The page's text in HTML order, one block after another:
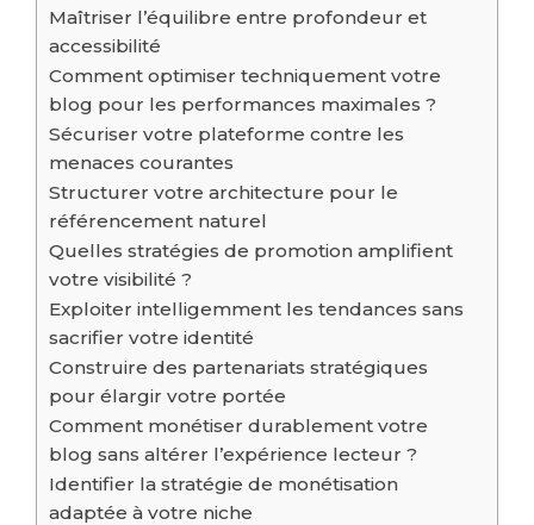
Maîtriser l’équilibre entre profondeur et
accessibilité
Comment optimiser techniquement votre
blog pour les performances maximales ?
Sécuriser votre plateforme contre les
menaces courantes
Structurer votre architecture pour le
référencement naturel
Quelles stratégies de promotion amplifient
votre visibilité ?
Exploiter intelligemment les tendances sans
sacrifier votre identité
Construire des partenariats stratégiques
pour élargir votre portée
Comment monétiser durablement votre
blog sans altérer l’expérience lecteur ?
Identifier la stratégie de monétisation
adaptée à votre niche